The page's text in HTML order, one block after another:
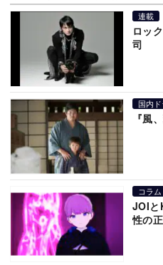
連載
ロッ
司
国内
『風
コラム
JOIと
性の